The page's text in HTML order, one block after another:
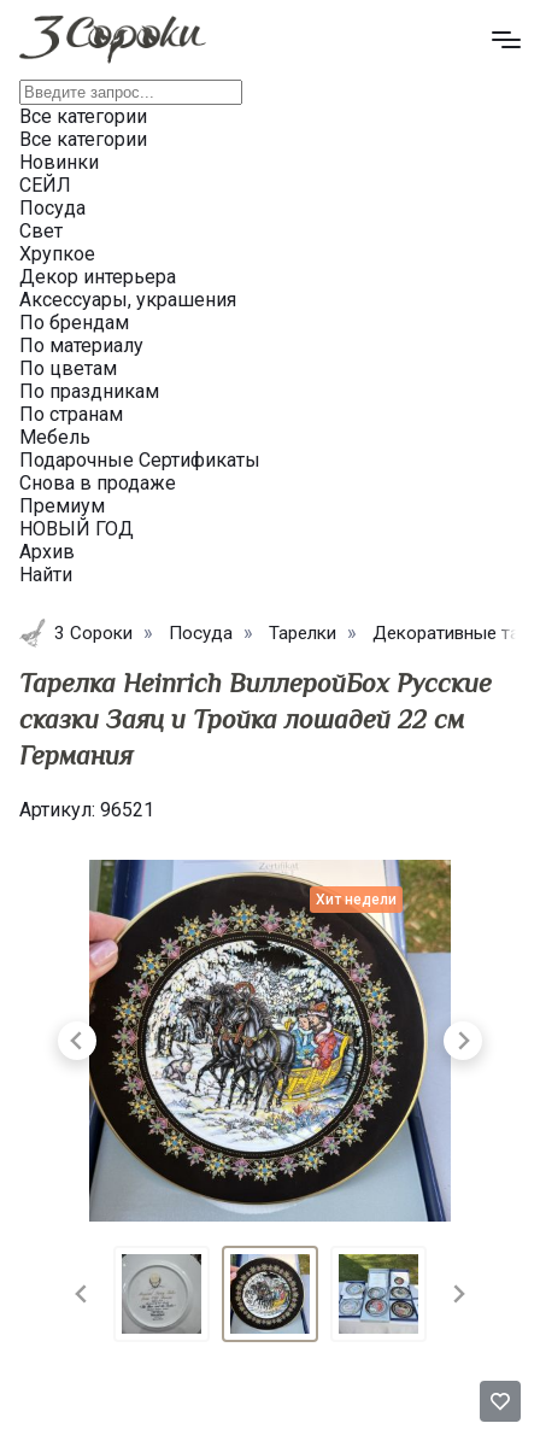
Все категории
Все категории
Новинки
СЕЙЛ
Посуда
Свет
Хрупкое
Декор интерьера
Аксессуары, украшения
По брендам
По материалу
По цветам
По праздникам
По странам
Мебель
Подарочные Сертификаты
Снова в продаже
Премиум
НОВЫЙ ГОД
Архив
Найти
3 Сороки Посуда Тарелки Декоративные
Тарелка Heinrich ВиллеройБох Русские
сказки Заяц и Тройка лошадей 22 см
Германия
Артикул: 96521
Хит недели